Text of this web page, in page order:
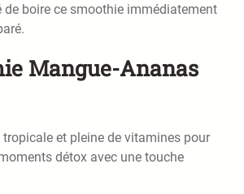
de boire ce smoothie immédiatement
Mangue-Ananas
et pleine de vitamines pour
détox avec une touche